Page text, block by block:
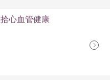
心血管健康